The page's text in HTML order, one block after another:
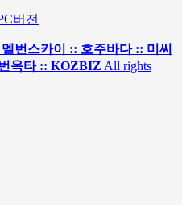
버전
번스카이 :: 호주바다 :: 미씨
옥타 :: KOZBIZ All rights